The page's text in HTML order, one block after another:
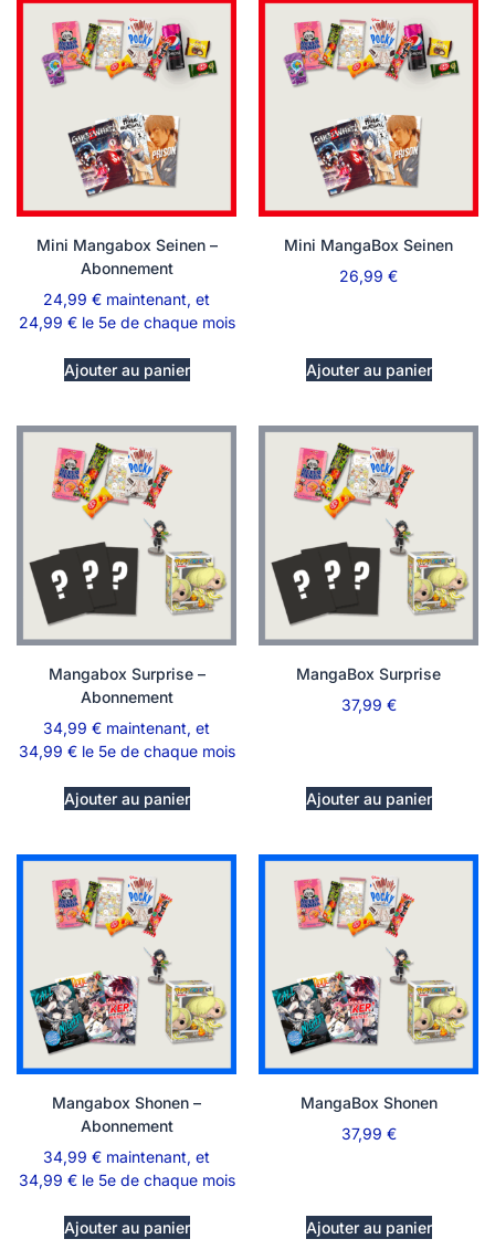
Mini Mangabox Seinen –
Abonnement
24,99 € maintenant, et
24,99 € le 5e de chaque mois
Ajouter au panier
Mini MangaBox Seinen
26,99 €
Ajouter au panier
Mangabox Surprise –
Abonnement
34,99 € maintenant, et
34,99 € le 5e de chaque mois
Ajouter au panier
MangaBox Surprise
37,99 €
Ajouter au panier
Mangabox Shonen –
Abonnement
34,99 € maintenant, et
34,99 € le 5e de chaque mois
Ajouter au panier
MangaBox Shonen
37,99 €
Ajouter au panier